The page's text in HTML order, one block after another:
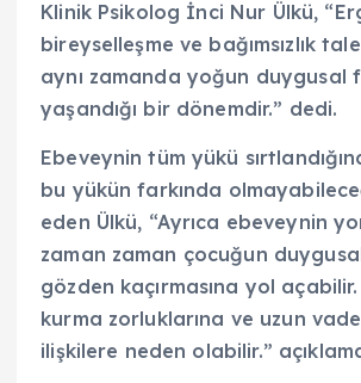
Klinik Psikolog İnci Nur Ülkü,
bireyselleşme ve bağımsızlık
aynı zamanda yoğun duygusal
yaşandığı bir dönemdir.” dedi.
Ebeveynin tüm yükü
bu yükün farkında
eden Ülkü, “Ayrıca ebeveynin
zaman zaman çocuğun
gözden kaçırmasına yol
kurma zorluklarına ve uzun
ilişkilere neden olabilir.”